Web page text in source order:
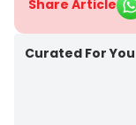
Share Article
Curated For You